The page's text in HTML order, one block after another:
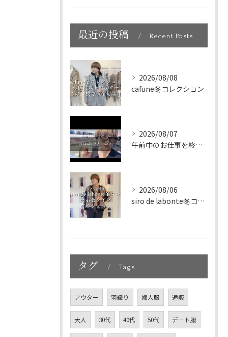
最近の投稿 Recent Posts
2026/08/08
cafune冬コレクション
2026/08/07
午前中のお仕事を終えて、新大久保へランチに🇰🇷🤍
2026/08/06
siro de labonte冬コレクション展示会ライブダイ...
タグ Tags
アウター 羽織り 婦人服 通販
大人 30代 40代 50代 デート服